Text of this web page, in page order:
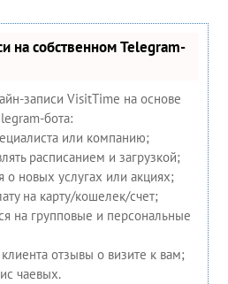
на собственном Telegram-
записи VisitTime на основе
бота:
или компанию;
расписанием и загрузкой;
новых услугах или акциях;
на карту/кошелек/счет;
на групповые и персональные
отзывы о визите к вам;
чаевых.